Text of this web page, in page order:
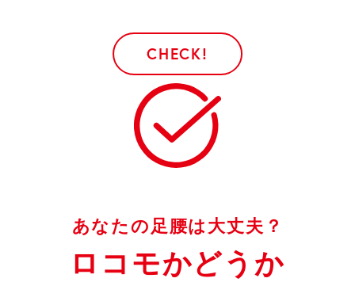
あなたの足腰は大丈夫？
ロコモかどうか